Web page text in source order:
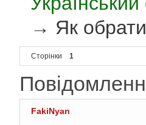
→ Як
Сторінки 1
FakiNyan